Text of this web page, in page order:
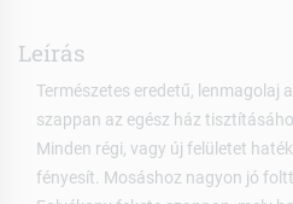
Leírás
Természetes eredetű, lenmagolaj
szappan az egész ház
Minden régi, vagy új felületet
fényesít. Mosáshoz nagyon jó